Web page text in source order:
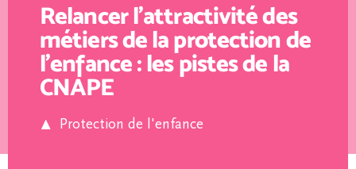
Relancer l’attractivité des
métiers de la protection de
l’enfance : les pistes de la
CNAPE
Protection de l'enfance